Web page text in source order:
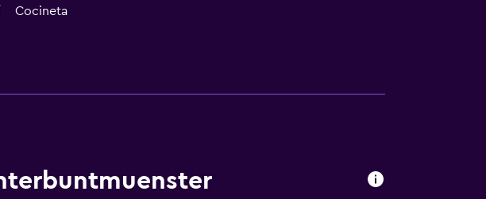
Cocineta
de entretenimiento